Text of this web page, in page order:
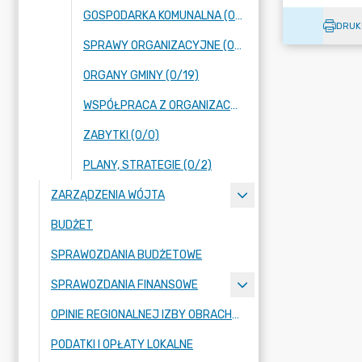
GOSPODARKA KOMUNALNA (0/0)
SPRAWY ORGANIZACYJNE (0/18)
ORGANY GMINY (0/19)
WSPÓŁPRACA Z ORGANIZACJAMI POZARZĄDOWYMI (0/1)
ZABYTKI (0/0)
PLANY, STRATEGIE (0/2)
ZARZĄDZENIA WÓJTA
BUDŻET
SPRAWOZDANIA BUDŻETOWE
SPRAWOZDANIA FINANSOWE
OPINIE REGIONALNEJ IZBY OBRACHUNKOWEJ
PODATKI I OPŁATY LOKALNE